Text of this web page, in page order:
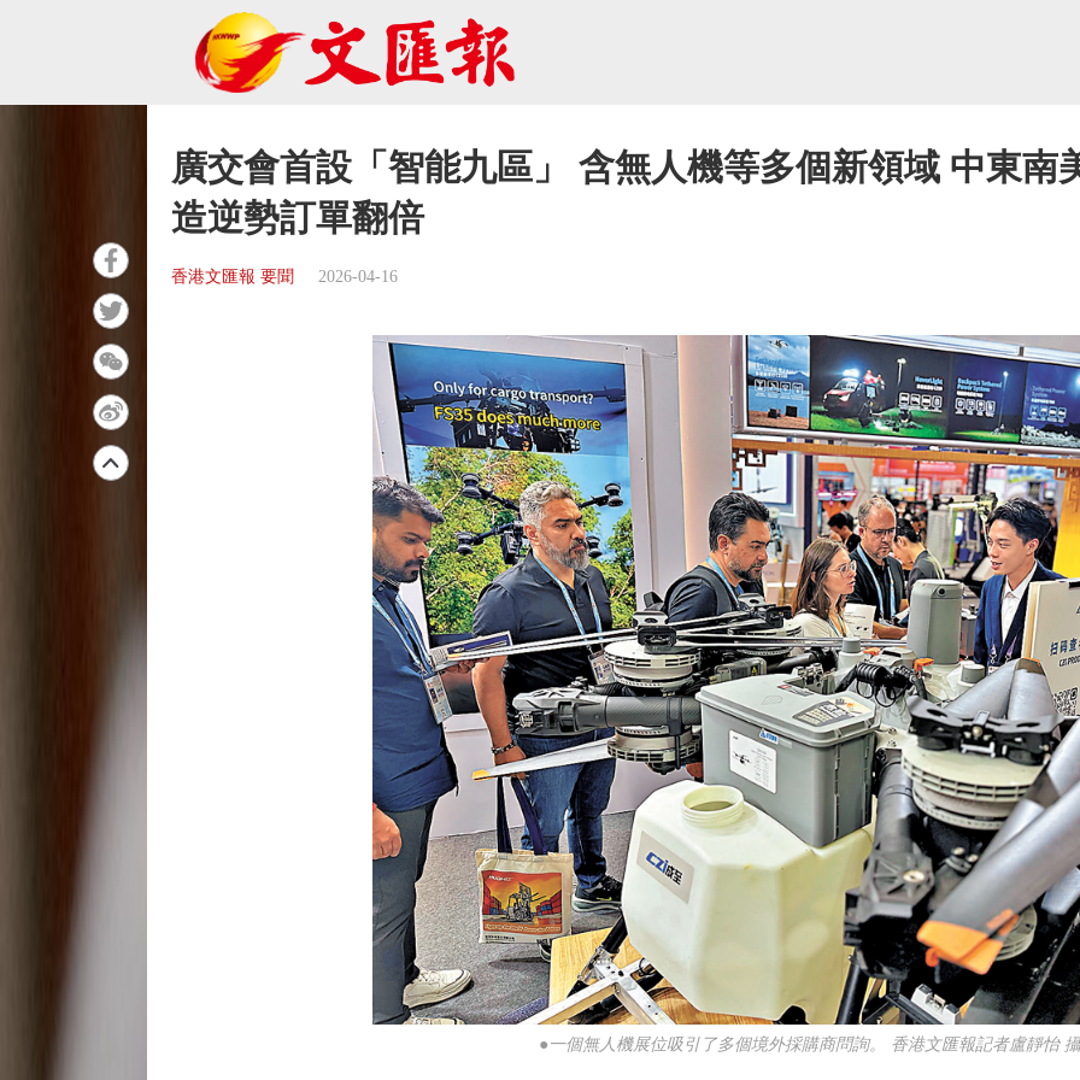
廣交會首設「智能九區」 含無人機等多個新領域 中東南
造逆勢訂單翻倍
香港文匯報 要聞 2026-04-16
●一個無人機展位吸引了多個境外採購商問詢。 香港文匯報記者盧靜怡 攝